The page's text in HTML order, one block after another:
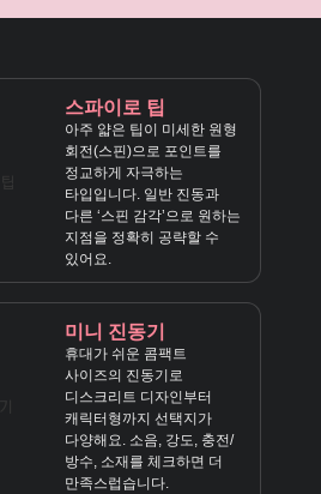
스파이로 팁
아주 얇은 팁이 미세한 원형
회전(스핀)으로 포인트를
정교하게 자극하는
타입입니다. 일반 진동과
다른 ‘스핀 감각’으로 원하는
지점을 정확히 공략할 수
있어요.
미니 진동기
휴대가 쉬운 콤팩트
사이즈의 진동기로
디스크리트 디자인부터
캐릭터형까지 선택지가
다양해요. 소음, 강도, 충전/
방수, 소재를 체크하면 더
만족스럽습니다.